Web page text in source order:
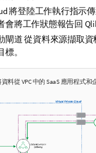
將登陸工作執行指示
會將工作狀態報告回
閘道從資料來源擷取
。
資料從 VPC 中的 SaaS 應用程式